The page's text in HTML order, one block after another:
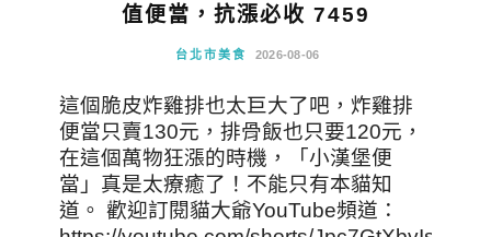
值便當，抗漲必收 7459
台北市美食 2026-08-06
這個脆皮炸雞排也太巨大了吧，炸雞排
便當只賣130元，排骨飯也只要120元，
在這個萬物狂漲的時機，「小漢堡便
當」真是太療癒了！不能只有本貓知
道。 歡迎訂閱貓大爺YouTube頻道：